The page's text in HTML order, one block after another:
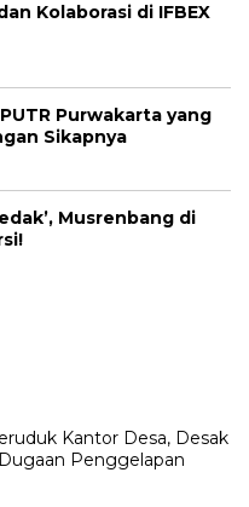
Kolaborasi di IFBEX
Purwakarta yang
Sikapnya
Musrenbang di